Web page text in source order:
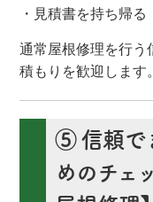
・見積書を持ち帰る
通常屋根修理を行う
積もりを歓迎します
⑤ 信頼で
めのチェ